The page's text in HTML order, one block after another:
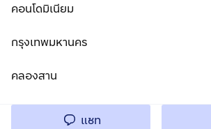
คอนโดมิเนียม
กรุงเทพมหานคร
คลองสาน
แชท